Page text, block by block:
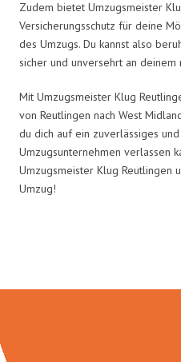
Zudem bietet Umzugsmeister
Versicherungsschutz für deine
des Umzugs. Du kannst also
sicher und unversehrt an deinem
Mit Umzugsmeister Klug
von Reutlingen nach West
du dich auf ein zuverlässiges
Umzugsunternehmen verlassen
Umzugsmeister Klug Reutlingen
Umzug!